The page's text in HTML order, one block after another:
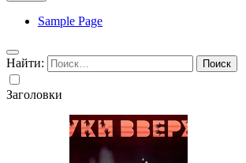
Sample Page
Найти:
Заголовки